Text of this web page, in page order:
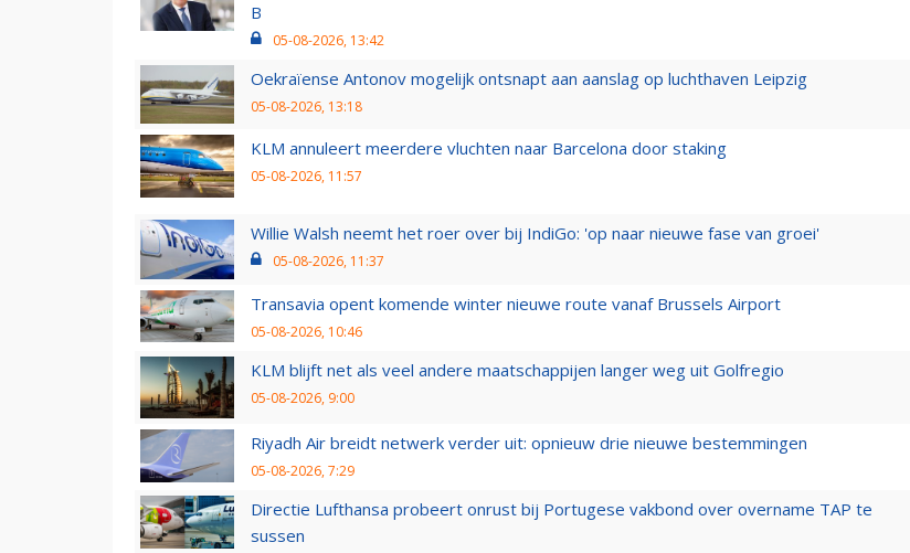
B
05-08-2026, 13:42
Oekraïense Antonov mogelijk ontsnapt aan aanslag op luchthaven Leipzig
05-08-2026, 13:18
KLM annuleert meerdere vluchten naar Barcelona door staking
05-08-2026, 11:57
Willie Walsh neemt het roer over bij IndiGo: 'op naar nieuwe fase van groei'
05-08-2026, 11:37
Transavia opent komende winter nieuwe route vanaf Brussels Airport
05-08-2026, 10:46
KLM blijft net als veel andere maatschappijen langer weg uit Golfregio
05-08-2026, 9:00
Riyadh Air breidt netwerk verder uit: opnieuw drie nieuwe bestemmingen
05-08-2026, 7:29
Directie Lufthansa probeert onrust bij Portugese vakbond over overname TAP te
sussen